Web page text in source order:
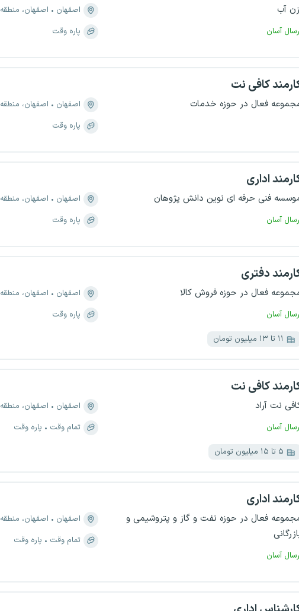
آب
آسان
اصفهان
اصفهان، منطقه ۶، سعادت‌آباد
پاره وقت
کافی نت
فعال در حوزه خدمات اصفهان
اصفهان، منطقه ۸، رزمندگان
پاره وقت
اداری
فنی حرفه ای نوین دانش پژوهان
آسان
اصفهان
اصفهان، منطقه ۵، سجادیه
پاره وقت
دفتری
فعال در حوزه فروش کالا
آسان
اصفهان
اصفهان، منطقه ۶، تخت فولاد
پاره وقت
۱۱ تا ۱۳ میلیون تومان
کافی نت
نت آراد
آسان
اصفهان
اصفهان، منطقه ۷، برازنده
تمام وقت
پاره وقت
۵ تا ۱۵ میلیون تومان
اداری
فعال در حوزه نفت و گاز و پتروشیمی و
آسان
اصفهان
اصفهان، منطقه ۵، وحید
تمام وقت
پاره وقت